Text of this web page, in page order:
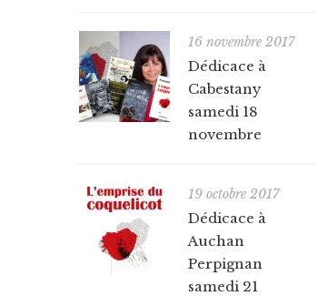
16 novembre 2017
Dédicace à
Cabestany
samedi 18
novembre
19 octobre 2017
Dédicace à
Auchan
Perpignan
samedi 21